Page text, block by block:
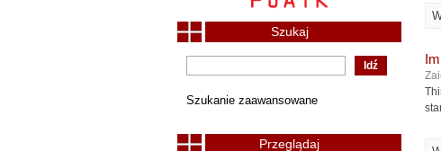
Szukaj
Szukanie zaawansowane
Przeglądaj